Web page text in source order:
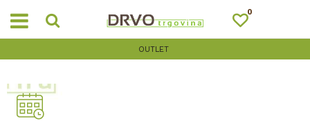
0
OUTLET